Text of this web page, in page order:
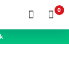
0